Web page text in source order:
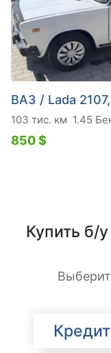
ВАЗ / Lada
103 тис. км 1.45
850 $
Купить б/
Кредит